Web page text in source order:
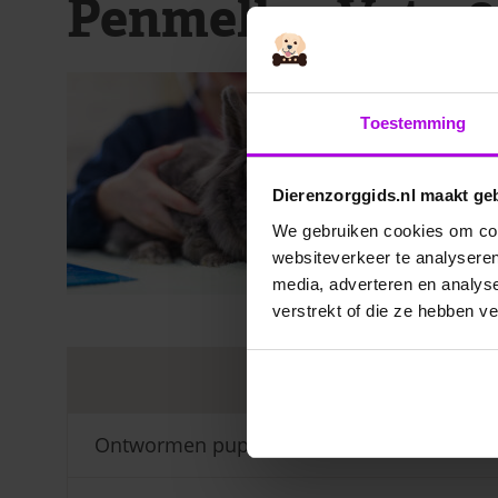
Toestemming
Dierenzorggids.nl maakt
We gebruiken cookies om
websiteverkeer te
media, adverteren en
verstrekt of die ze hebben
PenmellynVets-
Ontwormen pup